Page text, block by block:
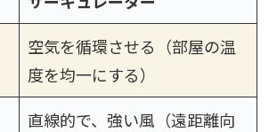
空気を循環させる（部屋の温
度を均一にする）
直線的で、強い風（遠距離向